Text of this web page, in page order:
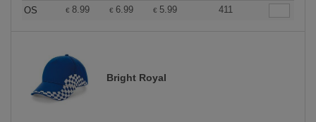
OS € 8.99 € 6.99 € 5.99 411
Bright Royal